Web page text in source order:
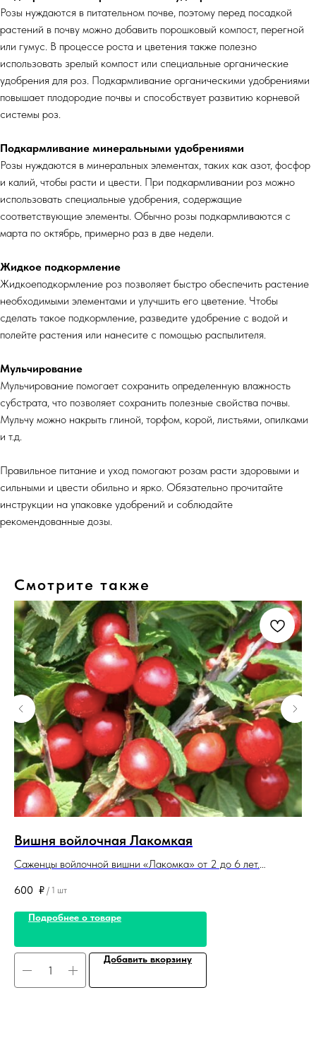
Розы нуждаются в питательном почве, поэтому перед посадкой
растений в почву можно добавить порошковый компост, перегной
или гумус. В процессе роста и цветения также полезно
использовать зрелый компост или специальные органические
удобрения для роз. Подкармливание органическими удобрениями
повышает плодородие почвы и способствует развитию корневой
системы роз.
Подкармливание минеральными удобрениями
Розы нуждаются в минеральных элементах, таких как азот, фосфор
и калий, чтобы расти и цвести. При подкармливании роз можно
использовать специальные удобрения, содержащие
соответствующие элементы. Обычно розы подкармливаются с
марта по октябрь, примерно раз в две недели.
Жидкое подкормление
Жидкоеподкормление роз позволяет быстро обеспечить растение
необходимыми элементами и улучшить его цветение. Чтобы
сделать такое подкормление, разведите удобрение с водой и
полейте растения или нанесите с помощью распылителя.
Мульчирование
Мульчирование помогает сохранить определенную влажность
субстрата, что позволяет сохранить полезные свойства почвы.
Мульчу можно накрыть глиной, торфом, корой, листьями, опилками
и т.д.
Правильное питание и уход помогают розам расти здоровыми и
сильными и цвести обильно и ярко. Обязательно прочитайте
инструкции на упаковке удобрений и соблюдайте
рекомендованные дозы.
Смотрите также
Вишня войлочная Лакомкая
Саженцы войлочной вишни «Лакомка» от 2 до 6 лет.
контейнерах (горшках) и в комах.
600 ₽ / 1 шт
Подробнее о товаре
Добавить вкорзину